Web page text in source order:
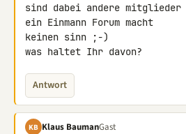
sind dabei andere mitglieder
ein Einmann Forum macht
keinen sinn ;-)
was haltet Ihr davon?
Antwort
KB Klaus BaumanGast